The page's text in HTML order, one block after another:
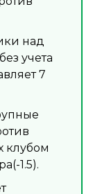
над
учета
7
клубом
1.5).